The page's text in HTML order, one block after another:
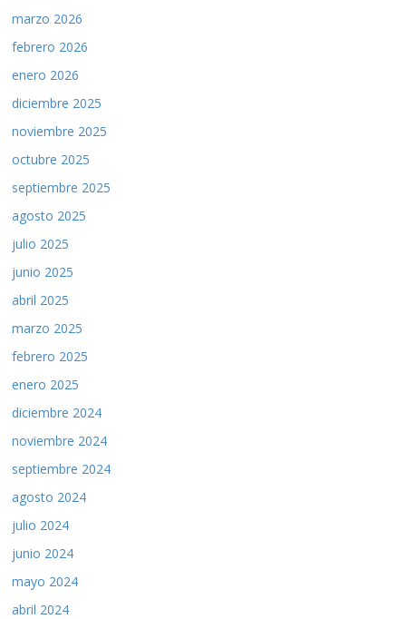
marzo 2026
febrero 2026
enero 2026
diciembre 2025
noviembre 2025
octubre 2025
septiembre 2025
agosto 2025
julio 2025
junio 2025
abril 2025
marzo 2025
febrero 2025
enero 2025
diciembre 2024
noviembre 2024
septiembre 2024
agosto 2024
julio 2024
junio 2024
mayo 2024
abril 2024